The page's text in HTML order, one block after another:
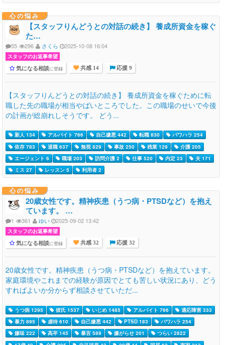
心の悩み
【スタッフりんどうとの対話の続き】 養成所資金を稼ぐ
た…
55 296 さくら 2025-10-08 16:04
スタッフのお返事希望
気になる相談に登録 共感 14 応援 9
【スタッフりんどうとの対話の続き】 養成所資金を稼ぐために転
職した先の職場が相当やばいところでした。この職場のせいで今後
の計画が総崩れしそうです。 どう...
新人 134 アルバイト 766 自己嫌悪 442 転職 830
パワハラ 254
依存 783
退職 637 無視 829 事故 250 残業 129
介護 205
エージェント 6
職場 203 訪問介護 2 仕事 520 内定 23
夫 171
ミス 27
レッスン 5 利用者 2
心の悩み
20歳女性です。精神疾患（うつ病・PTSDなど）を抱え
ています。 …
1 361 ゆい 2025-09-02 13:42
スタッフのお返事希望
気になる相談に登録 共感 32 応援 32
20歳女性です。精神疾患（うつ病・PTSDなど）を抱えています。
家庭環境やこれまでの経験が原因でとても苦しい状況にあり、どう
すればよいか分からず相談させていただ...
うつ病 1295 彼氏 1537 いじめ 1485 アルバイト 766
適応障害 333
暴力 895
虐待 610 自己嫌悪 442 PTSD 183
パワハラ 254
嫌味 222
高卒 145 暴言 589 嫌がらせ 201
つらい 2822